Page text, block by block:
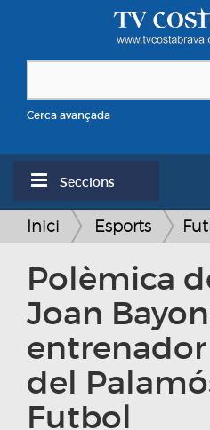
Cerca avançada
Seccions
Inici Esports
Polèmica
Joan
del
Futbol